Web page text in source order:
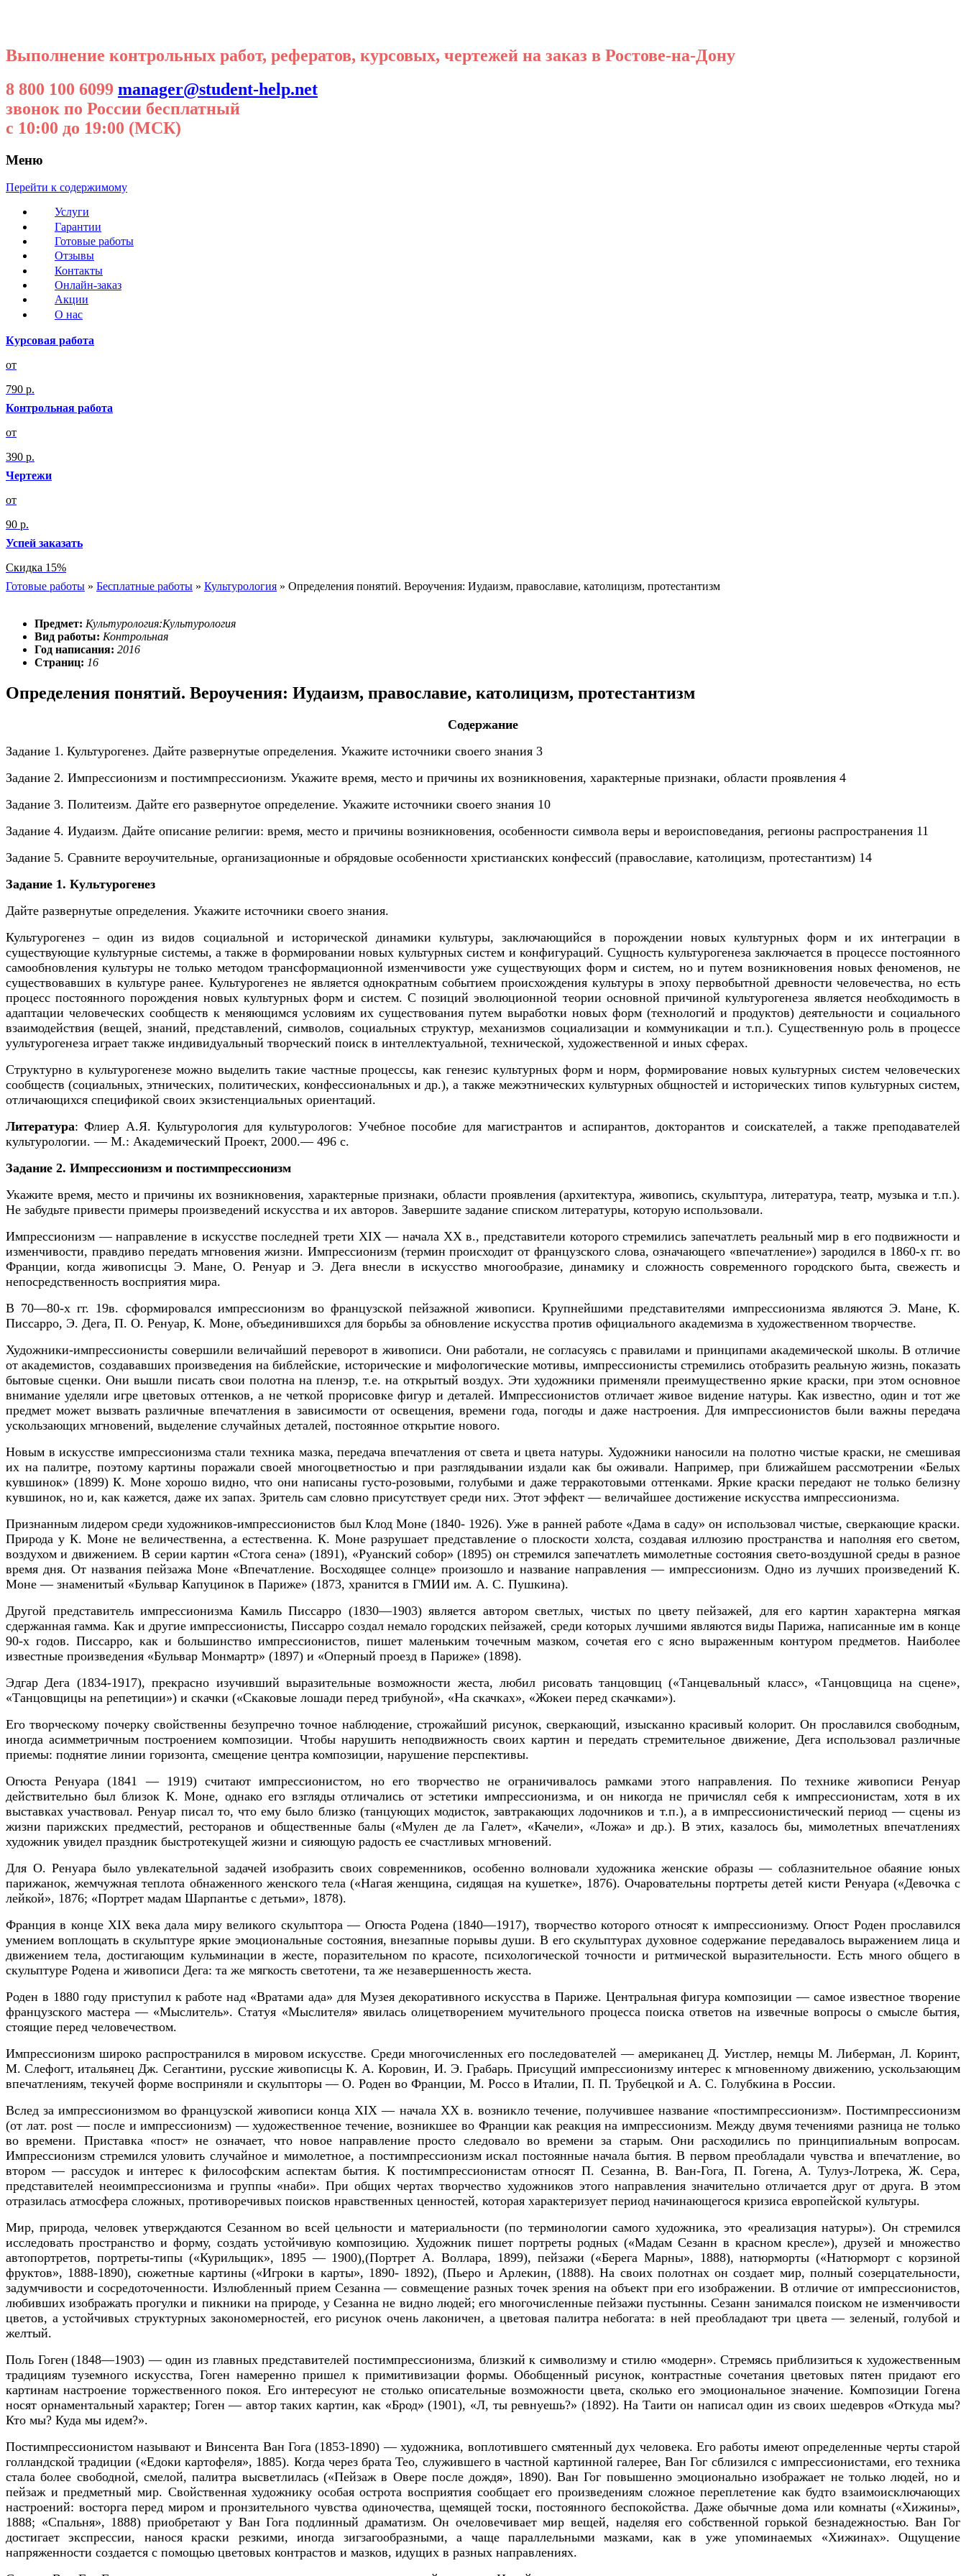
Выполнение контрольных работ, рефератов, курсовых, чертежей на заказ в Ростове-на-Дону
8 800 100 6099 manager@student-help.net
звонок по России бесплатный
с 10:00 до 19:00 (МСК)
Меню
Перейти к содержимому
Услуги
Гарантии
Готовые работы
Отзывы
Контакты
Онлайн-заказ
Акции
О нас
Курсовая работа
от
790 р.
Контрольная работа
от
390 р.
Чертежи
от
90 р.
Успей заказать
Скидка 15%
Готовые работы » Бесплатные работы » Культурология » Определения понятий. Вероучения: Иудаизм, православие, католицизм, протестантизм
Предмет: Культурология:Культурология
Вид работы: Контрольная
Год написания: 2016
Страниц: 16
Определения понятий. Вероучения: Иудаизм, православие, католицизм, протестантизм
Содержание
Задание 1. Культурогенез. Дайте развернутые определения. Укажите источники своего знания 3
Задание 2. Импрессионизм и постимпрессионизм. Укажите время, место и причины их возникновения, характерные признаки, области проявления 4
Задание 3. Политеизм. Дайте его развернутое определение. Укажите источники своего знания 10
Задание 4. Иудаизм. Дайте описание религии: время, место и причины возникновения, особенности символа веры и вероисповедания, регионы распространения 11
Задание 5. Сравните вероучительные, организационные и обрядовые особенности христианских конфессий (православие, католицизм, протестантизм) 14
Задание 1. Культурогенез
Дайте развернутые определения. Укажите источники своего знания.
Культурогенез – один из видов социальной и исторической динамики культуры, заключающийся в порождении новых культурных форм и их интеграции в
существующие культурные системы, а также в формировании новых культурных систем и конфигураций. Сущность культурогенеза заключается в процессе постоянного
самообновления культуры не только методом трансформационной изменчивости уже существующих форм и систем, но и путем возникновения новых феноменов, не
существовавших в культуре ранее. Культурогенез не является однократным событием происхождения культуры в эпоху первобытной древности человечества, но есть
процесс постоянного порождения новых культурных форм и систем. С позиций эволюционной теории основной причиной культурогенеза является необходимость в
адаптации человеческих сообществ к меняющимся условиям их существования путем выработки новых форм (технологий и продуктов) деятельности и социального
взаимодействия (вещей, знаний, представлений, символов, социальных структур, механизмов социализации и коммуникации и т.п.). Существенную роль в процессе
уультурогенеза играет также индивидуальный творческий поиск в интеллектуальной, технической, художественной и иных сферах.
Структурно в культурогенезе можно выделить такие частные процессы, как генезис культурных форм и норм, формирование новых культурных систем человеческих
сообществ (социальных, этнических, политических, конфессиональных и др.), а также межэтнических культурных общностей и исторических типов культурных систем,
отличающихся спецификой своих экзистенциальных ориентаций.
Литература: Флиер А.Я. Культурология для культурологов:Учебное пособие для магистрантов и аспирантов, докторантов и соискателей, а также преподавателей
культурологии. — М.: Академический Проект, 2000.— 496 с.
Задание 2. Импрессионизм и постимпрессионизм
Укажите время, место и причины их возникновения, характерные признаки, области проявления (архитектура, живопись, скульптура, литература, театр, музыка и т.п.).
Не забудьте привести примеры произведений искусства и их авторов. Завершите задание списком литературы, которую использовали.
Импрессионизм — направление в искусстве последней трети XIX — начала XX в., представители которого стремились запечатлеть реальный мир в его подвижности и
изменчивости, правдиво передать мгновения жизни. Импрессионизм (термин происходит от французского слова, означающего «впечатление») зародился в 1860-х гг. во
Франции, когда живописцы Э. Мане, О. Ренуар и Э. Дега внесли в искусство многообразие, динамику и сложность современного городского быта, свежесть и
непосредственность восприятия мира.
В 70—80-х гг. 19в. сформировался импрессионизм во французской пейзажной живописи.Крупнейшими представителями импрессионизма являются Э. Мане, К.
Писсарро, Э. Дега, П. О. Ренуар, К. Моне, объединившихся для борьбы за обновление искусства против официального академизма в художественном творчестве.
Художники-импрессионисты совершили величайший переворот в живописи. Они работали, не согласуясь с правилами и принципами академической школы. В отличие
от академистов, создававших произведения на библейские, исторические и мифологические мотивы, импрессионисты стремились отобразить реальную жизнь, показать
бытовые сценки. Они вышли писать свои полотна на пленэр, т.е. на открытый воздух. Эти художники применяли преимущественно яркие краски, при этом основное
внимание уделяли игре цветовых оттенков, а не четкой прорисовке фигур и деталей. Импрессионистов отличает живое видение натуры. Как известно, один и тот же
предмет может вызвать различные впечатления в зависимости от освещения, времени года, погоды и даже настроения. Для импрессионистов были важны передача
ускользающих мгновений, выделение случайных деталей, постоянное открытие нового.
Новым в искусстве импрессионизма стали техника мазка, передача впечатления от света и цвета натуры. Художники наносили на полотно чистые краски, не смешивая
их на палитре, поэтому картины поражали своей многоцветностью и при разглядывании издали как бы оживали. Например, при ближайшем рассмотрении «Белых
кувшинок» (1899) К. Моне хорошо видно, что они написаны густо-розовыми, голубыми и даже терракотовыми оттенками. Яркие краски передают не только белизну
кувшинок, но и, как кажется, даже их запах. Зритель сам словно присутствует среди них. Этот эффект — величайшее достижение искусства импрессионизма.
Признанным лидером среди художников-импрессионистов был Клод Моне (1840- 1926). Уже в ранней работе «Дама в саду» он использовал чистые, сверкающие краски.
Природа у К. Моне не величественна, а естественна. К. Моне разрушает представление о плоскости холста, создавая иллюзию пространства и наполняя его светом,
воздухом и движением.В серии картин «Стога сена»(1891), «Руанский собор»(1895) он стремился запечатлеть мимолетные состояния свето-воздушной среды в разное
время дня. От названия пейзажа Моне «Впечатление. Восходящее солнце» произошло и название направления —импрессионизм.Одно из лучших произведений К.
Моне — знаменитый «Бульвар Капуцинок в Париже» (1873, хранится в ГМИИ им. А. С. Пушкина).
Другой представитель импрессионизма Камиль Писсарро (1830—1903) является автором светлых, чистых по цвету пейзажей, для его картин характерна мягкая
сдержанная гамма. Как и другие импрессионисты, Писсарро создал немало городских пейзажей, среди которых лучшими являются виды Парижа, написанные им в конце
90-х годов. Писсарро, как и большинство импрессионистов, пишет маленьким точечным мазком, сочетая его с ясно выраженным контуром предметов. Наиболее
известные произведения «Бульвар Монмартр» (1897) и «Оперный проезд в Париже» (1898).
Эдгар Дега (1834-1917), прекрасно изучивший выразительные возможности жеста, любил рисовать танцовщиц («Танцевальный класс», «Танцовщица на сцене»,
«Танцовщицы на репетиции») и скачки («Скаковые лошади перед трибуной», «На скачках», «Жокеи перед скачками»).
Его творческому почерку свойственны безупречно точное наблюдение, строжайший рисунок, сверкающий, изысканно красивый колорит. Он прославился свободным,
иногда асимметричным построением композиции. Чтобы нарушить неподвижность своих картин и передать стремительное движение, Дега использовал различные
приемы: поднятие линии горизонта, смещение центра композиции, нарушение перспективы.
Огюста Ренуара (1841 — 1919) считают импрессионистом, но его творчество не ограничивалось рамками этого направления. По технике живописи Ренуар
действительно был близок К. Моне, однако его взгляды отличались от эстетики импрессионизма, и он никогда не причислял себя к импрессионистам, хотя в их
выставках участвовал. Ренуар писал то, что ему было близко (танцующих модисток, завтракающих лодочников и т.п.), а в импрессионистический период — сцены из
жизни парижских предместий, ресторанов и общественные балы («Мулен де ла Галет», «Качели», «Ложа» и др.). В этих, казалось бы, мимолетных впечатлениях
художник увидел праздник быстротекущей жизни и сияющую радость ее счастливых мгновений.
Для О. Ренуара было увлекательной задачей изобразить своих современников, особенно волновали художника женские образы — соблазнительное обаяние юных
парижанок, жемчужная теплота обнаженного женского тела («Нагая женщина, сидящая на кушетке», 1876). Очаровательны портреты детей кисти Ренуара («Девочка с
лейкой», 1876; «Портрет мадам Шарпантье с детьми», 1878).
Франция в конце XIX века дала миру великого скульптора — Огюста Родена(1840—1917), творчество которого относят к импрессионизму.Огюст Роден прославился
умением воплощать в скульптуре яркие эмоциональные состояния, внезапные порывы души. В его скульптурах духовное содержание передавалось выражением лица и
движением тела, достигающим кульминации в жесте, поразительном по красоте, психологической точности и ритмической выразительности.Есть много общего в
скульптуре Родена и живописи Дега: та же мягкость светотени, та же незавершенность жеста.
Роден в 1880 году приступил к работе над «Вратами ада» для Музея декоративного искусства в Париже. Центральная фигура композиции — самое известное творение
французского мастера — «Мыслитель».Статуя «Мыслителя» явилась олицетворением мучительного процесса поиска ответов на извечные вопросы о смысле бытия,
стоящие перед человечеством.
Импрессионизм широко распространился в мировом искусстве. Среди многочисленных его последователей — американец Д. Уистлер, немцы М. Либерман, Л. Коринт,
М. Слефогт, итальянец Дж. Сегантини, русские живописцы К. А. Коровин, И. Э. Грабарь. Присущий импрессионизму интерес к мгновенному движению, ускользающим
впечатлениям, текучей форме восприняли и скульпторы — О. Роден во Франции, М. Россо в Италии, П. П. Трубецкой и А. С. Голубкина в России.
Вслед за импрессионизмом во французской живописи конца XIX — начала XX в. возникло течение, получившее название «постимпрессионизм». Постимпрессионизм
(от лат.post— после иимпрессионизм)— художественное течение, возникшее во Франции как реакция на импрессионизм. Между двумя течениями разница не только
во времени. Приставка «пост» не означает, что новое направление просто следовало во времени за старым. Они расходились по принципиальным вопросам.
Импрессионизм стремился уловить случайное и мимолетное, а постимпрессионизм искал постоянные начала бытия. В первом преобладали чувства и впечатление, во
втором — рассудок и интерес к философским аспектам бытия. К постимпрессионистам относятП. Сезанна, В. Ван-Гога, П. Гогена, А. Тулуз-Лотрека, Ж. Сера,
представителейнеоимпрессионизма и группы «наби».При общих чертах творчество художников этого направления значительно отличается друг от друга. В этом
отразилась атмосфера сложных, противоречивых поисков нравственных ценностей, которая характеризует период начинающегося кризиса европейской культуры.
Мир, природа, человек утверждаются Сезанном во всей цельности и материальности (по терминологии самого художника, это «реализация натуры»). Он стремился
исследовать пространство и форму, создать устойчивую композицию. Художник пишет портреты родных («Мадам Сезанн в красном кресле»), друзей и множество
автопортретов, портреты-типы («Курильщик», 1895 — 1900),(Портрет А. Воллара, 1899), пейзажи («Берега Марны», 1888), натюрморты («Натюрморт с корзиной
фруктов», 1888-1890), сюжетные картины («Игроки в карты», 1890- 1892), (Пьеро и Арлекин, (1888). На своих полотнах он создает мир, полный созерцательности,
задумчивости и сосредоточенности.Излюбленный прием Сезанна —совмещение разных точек зрения на объект при его изображении. В отличие от импрессионистов,
любивших изображать прогулки и пикники на природе, у Сезанна не видно людей; его многочисленные пейзажи пустынны.Сезанн занимался поиском не изменчивости
цветов, аустойчивых структурных закономерностей, его рисунок очень лаконичен, а цветовая палитра небогата: в ней преобладают три цвета — зеленый, голубой и
желтый.
Поль Гоген (1848—1903) — один из главных представителей постимпрессионизма, близкий к символизму и стилю «модерн». Стремясь приблизиться к художественным
традициям туземного искусства, Гоген намеренно пришел к примитивизации формы. Обобщенный рисунок, контрастные сочетания цветовых пятен придают его
картинам настроение торжественного покоя. Его интересуют не столько описательные возможности цвета, сколько его эмоциональное значение. Композиции Гогена
носят орнаментальный характер; Гоген — автор таких картин, как «Брод»(1901), «Л, ты ревнуешь?» (1892). На Таити он написал один из своих шедевров «Откуда мы?
Кто мы? Куда мы идем?».
Постимпрессионистом называют и Винсента Ван Гога (1853-1890) — художника, воплотившего смятенный дух человека. Его работы имеют определенные черты старой
голландской традиции («Едоки картофеля», 1885). Когда через брата Тео, служившего в частной картинной галерее, Ван Гог сблизился с импрессионистами, его техника
стала более свободной, смелой, палитра высветлилась («Пейзаж в Овере после дождя», 1890). Ван Гог повышенно эмоционально изображает не только людей, но и
пейзаж и предметный мир. Свойственная художнику особая острота восприятия сообщает его произведениям сложное переплетение как будто взаимоисключающих
настроений: восторга перед миром и пронзительного чувства одиночества, щемящей тоски, постоянного беспокойства. Даже обычные дома или комнаты («Хижины»,
1888; «Спальня», 1888) приобретают у Ван Гога подлинный драматизм. Он очеловечивает мир вещей, наделяя его собственной горькой безнадежностью. Ван Гог
достигает экспрессии, нанося краски резкими, иногда зигзагообразными, а чаще параллельными мазками, как в уже упоминаемых «Хижинах». Ощущение
напряженности создается с помощью цветовых контрастов и мазков, идущих в разных направлениях.